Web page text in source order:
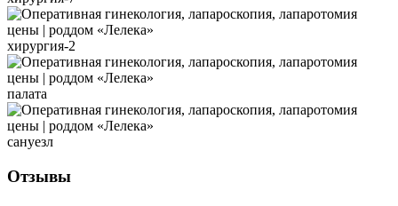
хирургия-2
палата
сануезл
Отзывы